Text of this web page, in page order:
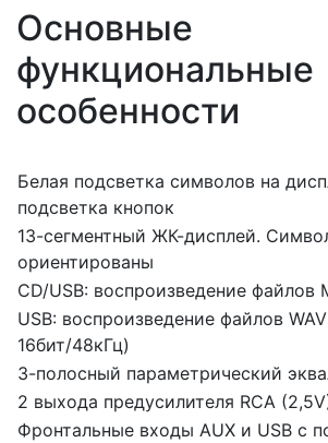
Основные
функциональные
особенности
Белая подсветка символов на
подсветка кнопок
13-сегментный ЖК-дисплей.
ориентированы
CD/USB: воспроизведение файлов
USB: воспроизведение файлов
16бит/48кГц)
3-полосный параметрический
2 выхода предусилителя RCA
Фронтальные входы AUX и USB с